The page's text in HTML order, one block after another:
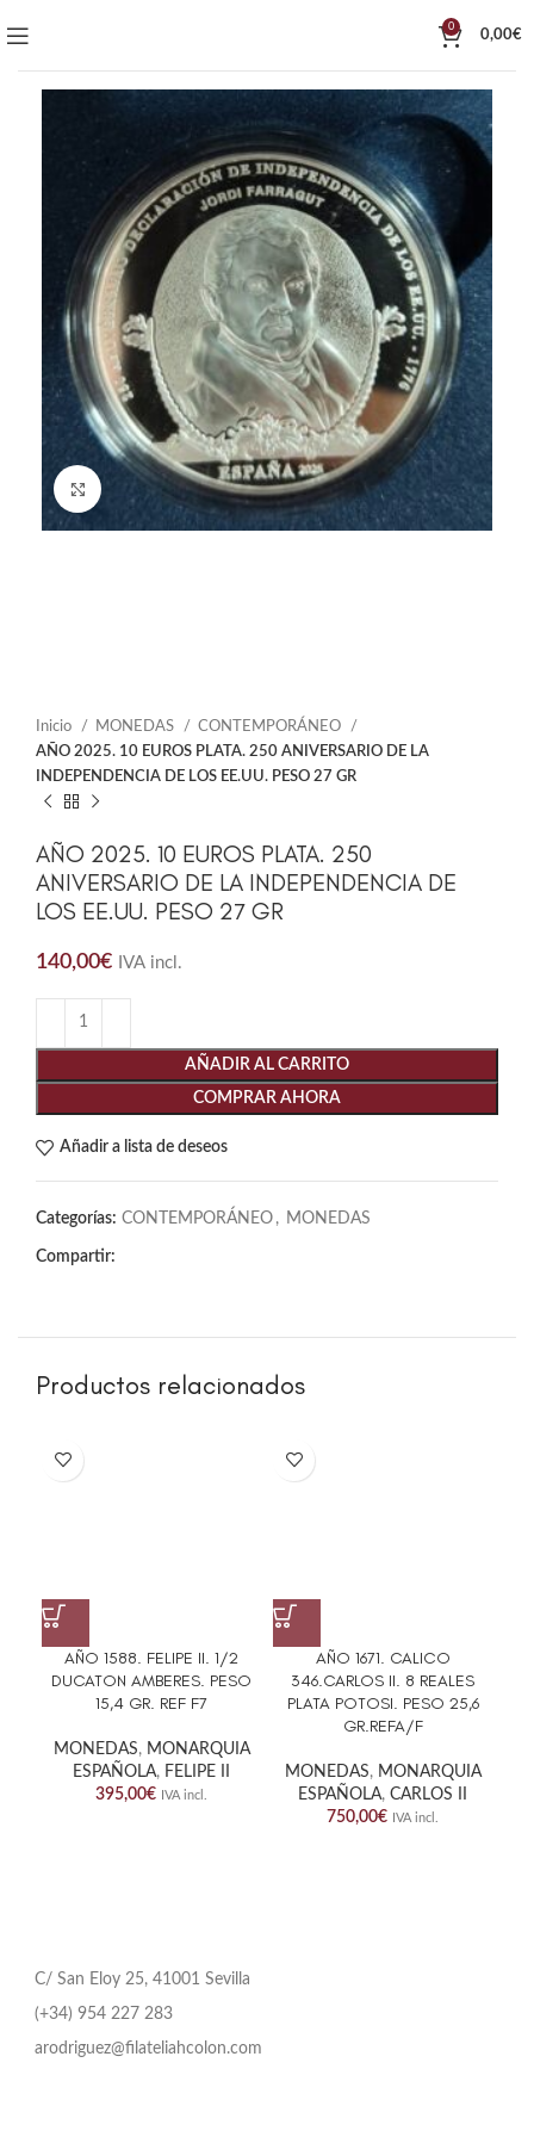
0
0,00€
Click to enlarge
Inicio MONEDAS
CONTEMPORÁNEO
AÑO 2025. 10 EUROS PLATA. 250 ANIVERSARIO DE LA
INDEPENDENCIA DE LOS EE.UU. PESO 27 GR
AÑO 2025. 10 EUROS PLATA. 250
ANIVERSARIO DE LA INDEPENDENCIA DE
LOS EE.UU. PESO 27 GR
140,00€ IVA incl.
AÑADIR AL CARRITO
COMPRAR AHORA
Añadir a lista de deseos
Categorías: CONTEMPORÁNEO , MONEDAS
Compartir:
Productos relacionados
AÑO 1588. FELIPE II. 1/2
DUCATON AMBERES. PESO
15,4 GR. REF F7
MONEDAS, MONARQUIA
ESPAÑOLA, FELIPE II
395,00€ IVA incl.
AÑO 1671. CALICO
346.CARLOS II. 8 REALES
PLATA POTOSI. PESO 25,6
GR.REFA/F
MONEDAS, MONARQUIA
ESPAÑOLA, CARLOS II
750,00€ IVA incl.
C/ San Eloy 25, 41001 Sevilla
(+34) 954 227 283
arodriguez@filateliahcolon.com